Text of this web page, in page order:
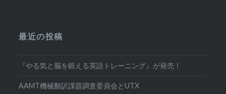
最近の投稿
『やる気と脳を鍛える英語トレーニング』が発売！
AAMT機械翻訳課題調査委員会とUTX